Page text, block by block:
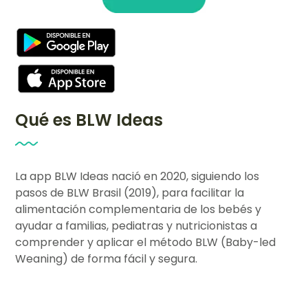
Qué es BLW Ideas
La app BLW Ideas nació en 2020, siguiendo los
pasos de BLW Brasil (2019), para facilitar la
alimentación complementaria de los bebés y
ayudar a familias, pediatras y nutricionistas a
comprender y aplicar el método BLW (Baby-led
Weaning) de forma fácil y segura.